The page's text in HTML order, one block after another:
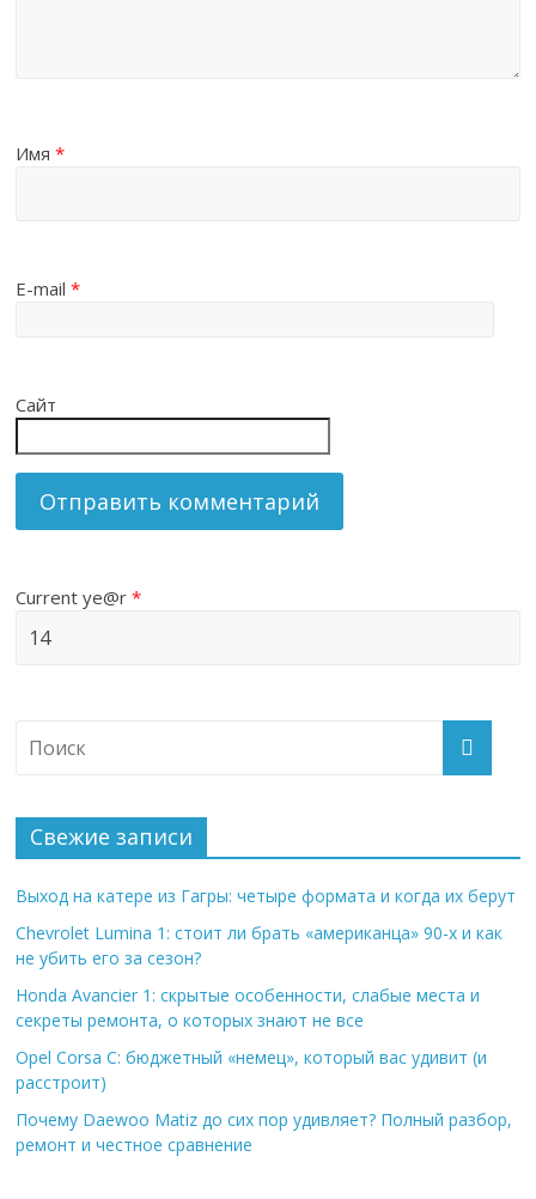
Имя*
E-mail*
Сайт
Current ye@r*
Свежие записи
Выход на катере из Гагры: четыре формата и когда их берут
Chevrolet Lumina 1: стоит ли брать «американца» 90-х и как
не убить его за сезон?
Honda Avancier 1: скрытые особенности, слабые места и
секреты ремонта, о которых знают не все
Opel Corsa C: бюджетный «немец», который вас удивит (и
расстроит)
Почему Daewoo Matiz до сих пор удивляет? Полный разбор,
ремонт и честное сравнение